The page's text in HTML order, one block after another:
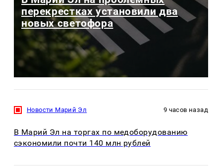
перекрестках установили два
новых светофора
Новости Марий Эл 9 часов назад
В Марий Эл на торгах по медоборудованию
сэкономили почти 140 млн рублей